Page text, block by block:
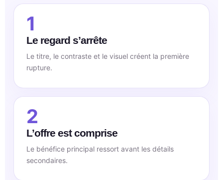
1
Le regard s’arrête
Le titre, le contraste et le visuel créent la première
rupture.
2
L’offre est comprise
Le bénéfice principal ressort avant les détails
secondaires.